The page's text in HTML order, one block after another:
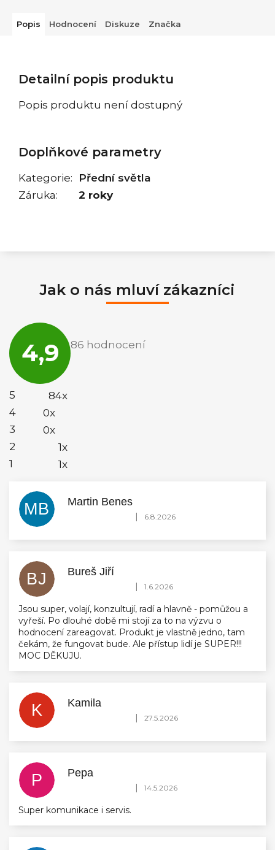
Popis Hodnocení Diskuze Značka
Detailní popis produktu
Popis produktu není dostupný
Doplňkové parametry
Kategorie:
Přední světla
Záruka: 2 roky
Jak o nás mluví zákazníci
4,9
obchodu
je
86 hodnocení
5
84x
4
0x
3
0x
2
1x
1
1x
MB Martin Benes
Hodnocení obchodu je 5 z 5 hvězdiček.
| 6.8.2026
BJ Bureš Jiří
Hodnocení obchodu je 5 z 5 hvězdiček.
| 1.6.2026
Jsou super, volají, konzultují, radí a hlavně - pomůžou a
vyřeší. Po dlouhé době mi stojí za to na výzvu o
hodnocení zareagovat. Produkt je vlastně jedno, tam
čekám, že fungovat bude. Ale přístup lidí je SUPER!!!
MOC DĚKUJU.
K Kamila
Hodnocení obchodu je 5 z 5 hvězdiček.
| 27.5.2026
P Pepa
Hodnocení obchodu je 5 z 5 hvězdiček.
| 14.5.2026
Super komunikace i servis.